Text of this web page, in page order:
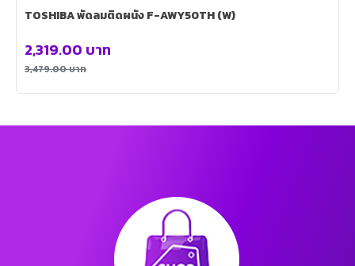
TOSHIBA พัดลมติดผนัง F-AWY50TH (W)
3,479.00บาท
2,319.00 บาท